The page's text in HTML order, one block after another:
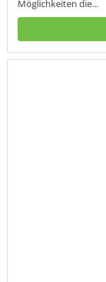
Möglichkeiten die...